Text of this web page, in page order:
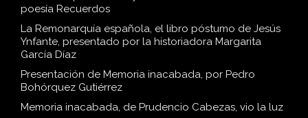
poesía Recuerdos
La Remonarquía española, el libro póstumo de Jesús
Ynfante, presentado por la historiadora Margarita
García Díaz
Presentación de Memoria inacabada, por Pedro
Bohórquez Gutiérrez
Memoria inacabada, de Prudencio Cabezas, vio la luz